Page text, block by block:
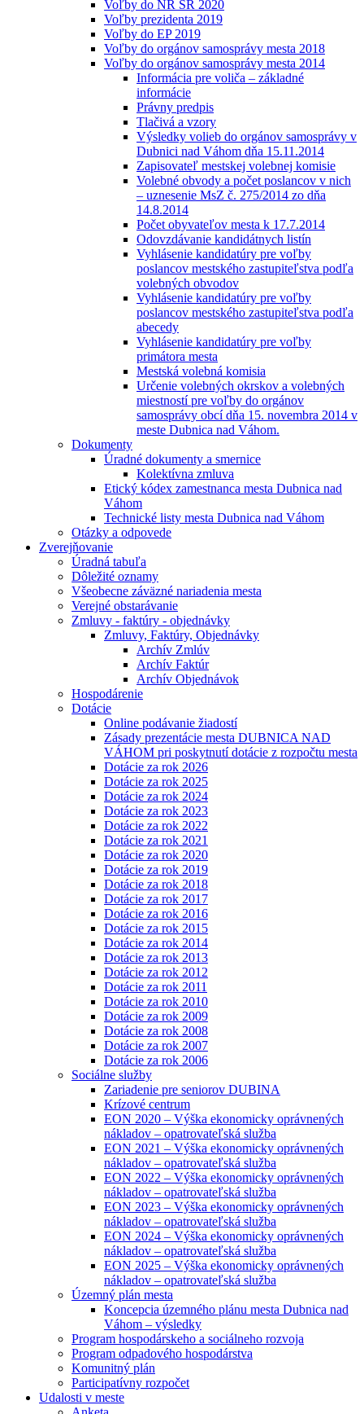
Voľby do NR SR 2020
Voľby prezidenta 2019
Voľby do EP 2019
Voľby do orgánov samosprávy mesta 2018
Voľby do orgánov samosprávy mesta 2014
Informácia pre voliča – základné
informácie
Právny predpis
Tlačivá a vzory
Výsledky volieb do orgánov samosprávy v
Dubnici nad Váhom dňa 15.11.2014
Zapisovateľ mestskej volebnej komisie
Volebné obvody a počet poslancov v nich
– uznesenie MsZ č. 275/2014 zo dňa
14.8.2014
Počet obyvateľov mesta k 17.7.2014
Odovzdávanie kandidátnych listín
Vyhlásenie kandidatúry pre voľby
poslancov mestského zastupiteľstva podľa
volebných obvodov
Vyhlásenie kandidatúry pre voľby
poslancov mestského zastupiteľstva podľa
abecedy
Vyhlásenie kandidatúry pre voľby
primátora mesta
Mestská volebná komisia
Určenie volebných okrskov a volebných
miestností pre voľby do orgánov
samosprávy obcí dňa 15. novembra 2014 v
meste Dubnica nad Váhom.
Dokumenty
Úradné dokumenty a smernice
Kolektívna zmluva
Etický kódex zamestnanca mesta Dubnica nad
Váhom
Technické listy mesta Dubnica nad Váhom
Otázky a odpovede
Zverejňovanie
Úradná tabuľa
Dôležité oznamy
Všeobecne záväzné nariadenia mesta
Verejné obstarávanie
Zmluvy - faktúry - objednávky
Zmluvy, Faktúry, Objednávky
Archív Zmlúv
Archív Faktúr
Archív Objednávok
Hospodárenie
Dotácie
Online podávanie žiadostí
Zásady prezentácie mesta DUBNICA NAD
VÁHOM pri poskytnutí dotácie z rozpočtu mesta
Dotácie za rok 2026
Dotácie za rok 2025
Dotácie za rok 2024
Dotácie za rok 2023
Dotácie za rok 2022
Dotácie za rok 2021
Dotácie za rok 2020
Dotácie za rok 2019
Dotácie za rok 2018
Dotácie za rok 2017
Dotácie za rok 2016
Dotácie za rok 2015
Dotácie za rok 2014
Dotácie za rok 2013
Dotácie za rok 2012
Dotácie za rok 2011
Dotácie za rok 2010
Dotácie za rok 2009
Dotácie za rok 2008
Dotácie za rok 2007
Dotácie za rok 2006
Sociálne služby
Zariadenie pre seniorov DUBINA
Krízové centrum
EON 2020 – Výška ekonomicky oprávnených
nákladov – opatrovateľská služba
EON 2021 – Výška ekonomicky oprávnených
nákladov – opatrovateľská služba
EON 2022 – Výška ekonomicky oprávnených
nákladov – opatrovateľská služba
EON 2023 – Výška ekonomicky oprávnených
nákladov – opatrovateľská služba
EON 2024 – Výška ekonomicky oprávnených
nákladov – opatrovateľská služba
EON 2025 – Výška ekonomicky oprávnených
nákladov – opatrovateľská služba
Územný plán mesta
Koncepcia územného plánu mesta Dubnica nad
Váhom – výsledky
Program hospodárskeho a sociálneho rozvoja
Program odpadového hospodárstva
Komunitný plán
Participatívny rozpočet
Udalosti v meste